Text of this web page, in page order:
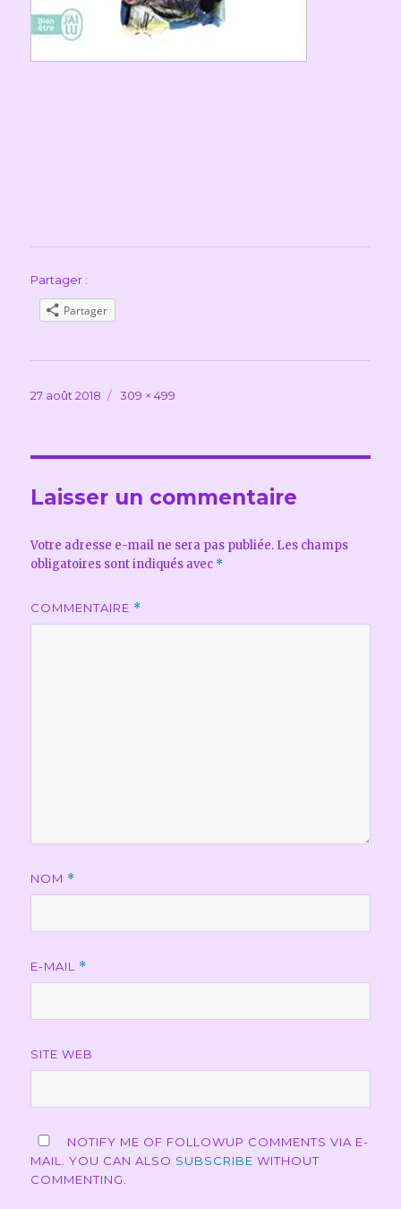
Partager :
Partager
Publié
27 août 2018
Taille
309 × 499
Laisser un commentaire
Votre adresse e-mail ne sera pas publiée. Les champs
obligatoires sont indiqués avec *
COMMENTAIRE *
NOM *
E-MAIL *
SITE WEB
NOTIFY ME OF FOLLOWUP COMMENTS VIA E-
MAIL. YOU CAN ALSO SUBSCRIBE WITHOUT
COMMENTING.